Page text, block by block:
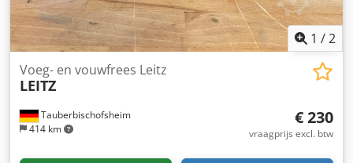
1 /2
Tauberbischofsheim
414 km
Voeg- en vouwfrees Leitz
LEITZ
€ 230
vraagprijs excl. btw